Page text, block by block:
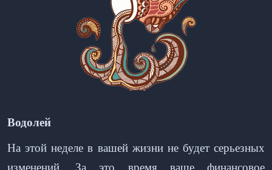
Водолей
На этой неделе в вашей жизни не будет серьезных
изменений. За это время ваше финансовое